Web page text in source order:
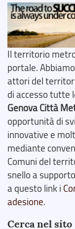
Il territorio
portale.
attori del
di accesso tutte
Genova Città
opportunità di
innovative e
mediante
Comuni del
snello a
a questo link i
adesione.
Cerca nel sito